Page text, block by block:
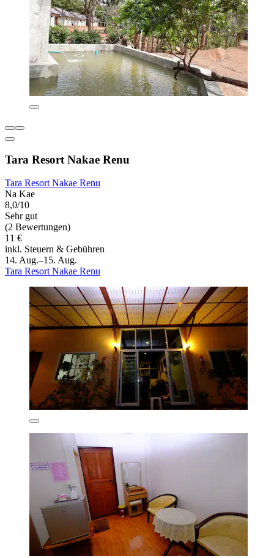
Tara Resort Nakae Renu
Tara Resort Nakae Renu
Na Kae
8,0/10
Sehr gut
(2 Bewertungen)
11 €
inkl. Steuern & Gebühren
14. Aug.–15. Aug.
Tara Resort Nakae Renu